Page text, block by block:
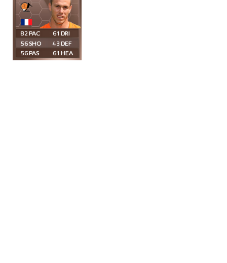
82
56
56
61
43
61